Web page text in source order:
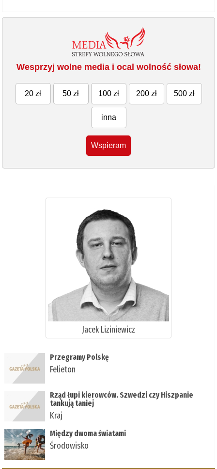
Wesprzyj wolne media i ocal wolność słowa!
20 zł 50 zł 100 zł 200 zł 500 zł
inna
Wspieram
Jacek Liziniewicz
Przegramy Polskę
Felieton
Rząd łupi kierowców. Szwedzi czy Hiszpanie
tankują taniej
Kraj
Między dwoma światami
Środowisko